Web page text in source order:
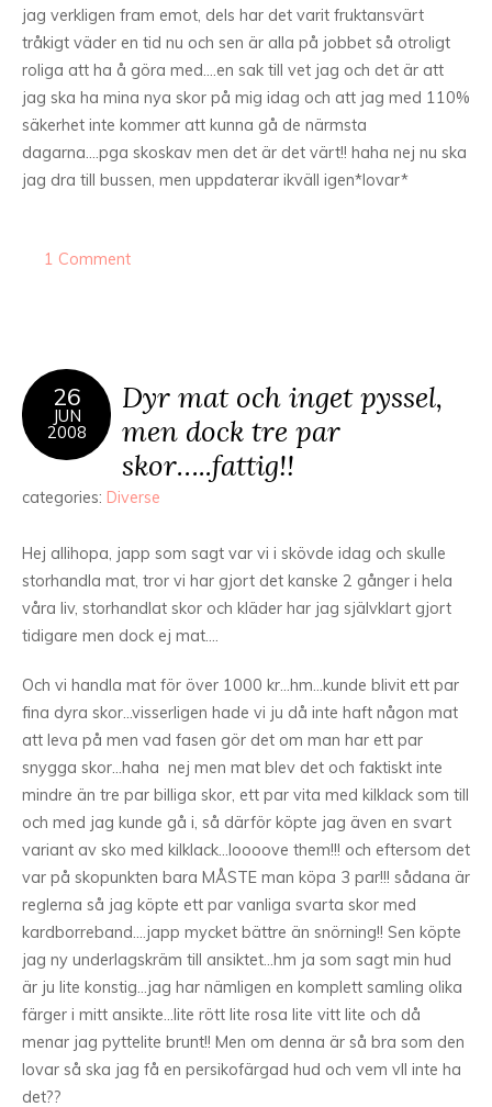
jag verkligen fram emot, dels har det varit fruktansvärt
tråkigt väder en tid nu och sen är alla på jobbet så otroligt
roliga att ha å göra med….en sak till vet jag och det är att
jag ska ha mina nya skor på mig idag och att jag med 110%
säkerhet inte kommer att kunna gå de närmsta
dagarna….pga skoskav men det är det värt!! haha nej nu ska
jag dra till bussen, men uppdaterar ikväll igen*lovar*
1 Comment
26
JUN
2008
Dyr mat och inget pyssel,
men dock tre par
skor…..fattig!!
categories: Diverse
Hej allihopa, japp som sagt var vi i skövde idag och skulle
storhandla mat, tror vi har gjort det kanske 2 gånger i hela
våra liv, storhandlat skor och kläder har jag självklart gjort
tidigare men dock ej mat….
Och vi handla mat för över 1000 kr…hm…kunde blivit ett par
fina dyra skor…visserligen hade vi ju då inte haft någon mat
att leva på men vad fasen gör det om man har ett par
snygga skor…haha nej men mat blev det och faktiskt inte
mindre än tre par billiga skor, ett par vita med kilklack som till
och med jag kunde gå i, så därför köpte jag även en svart
variant av sko med kilklack…loooove them!!! och eftersom det
var på skopunkten bara MÅSTE man köpa 3 par!!! sådana är
reglerna så jag köpte ett par vanliga svarta skor med
kardborreband….japp mycket bättre än snörning!! Sen köpte
jag ny underlagskräm till ansiktet…hm ja som sagt min hud
är ju lite konstig…jag har nämligen en komplett samling olika
färger i mitt ansikte…lite rött lite rosa lite vitt lite och då
menar jag pyttelite brunt!! Men om denna är så bra som den
lovar så ska jag få en persikofärgad hud och vem vll inte ha
det??